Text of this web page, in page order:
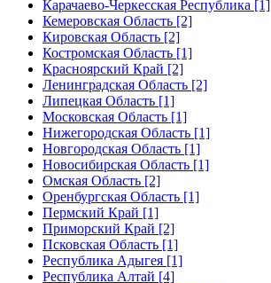
Карачаево-Черкесская Республика [1]
Кемеровская Область [2]
Кировская Область [2]
Костромская Область [1]
Красноярский Край [2]
Ленинградская Область [2]
Липецкая Область [1]
Московская Область [1]
Нижегородская Область [1]
Новгородская Область [1]
Новосибирская Область [1]
Омская Область [2]
Оренбургская Область [1]
Пермский Край [1]
Приморский Край [2]
Псковская Область [1]
Республика Адыгея [1]
Республика Алтай [4]